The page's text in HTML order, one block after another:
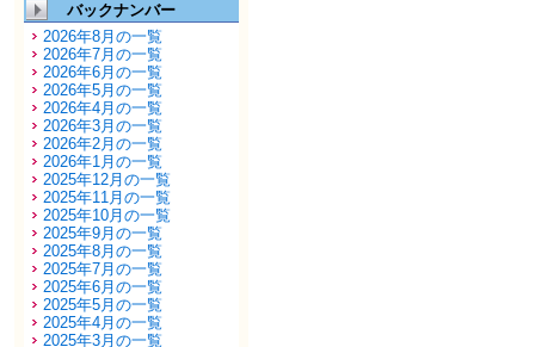
バックナンバー
2026年8月の一覧
2026年7月の一覧
2026年6月の一覧
2026年5月の一覧
2026年4月の一覧
2026年3月の一覧
2026年2月の一覧
2026年1月の一覧
2025年12月の一覧
2025年11月の一覧
2025年10月の一覧
2025年9月の一覧
2025年8月の一覧
2025年7月の一覧
2025年6月の一覧
2025年5月の一覧
2025年4月の一覧
2025年3月の一覧